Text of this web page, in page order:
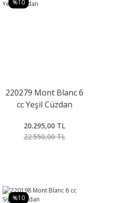
%10
220279 Mont Blanc 6
cc Yeşil Cüzdan
20.295,00 TL
22.550,00 TL
%10